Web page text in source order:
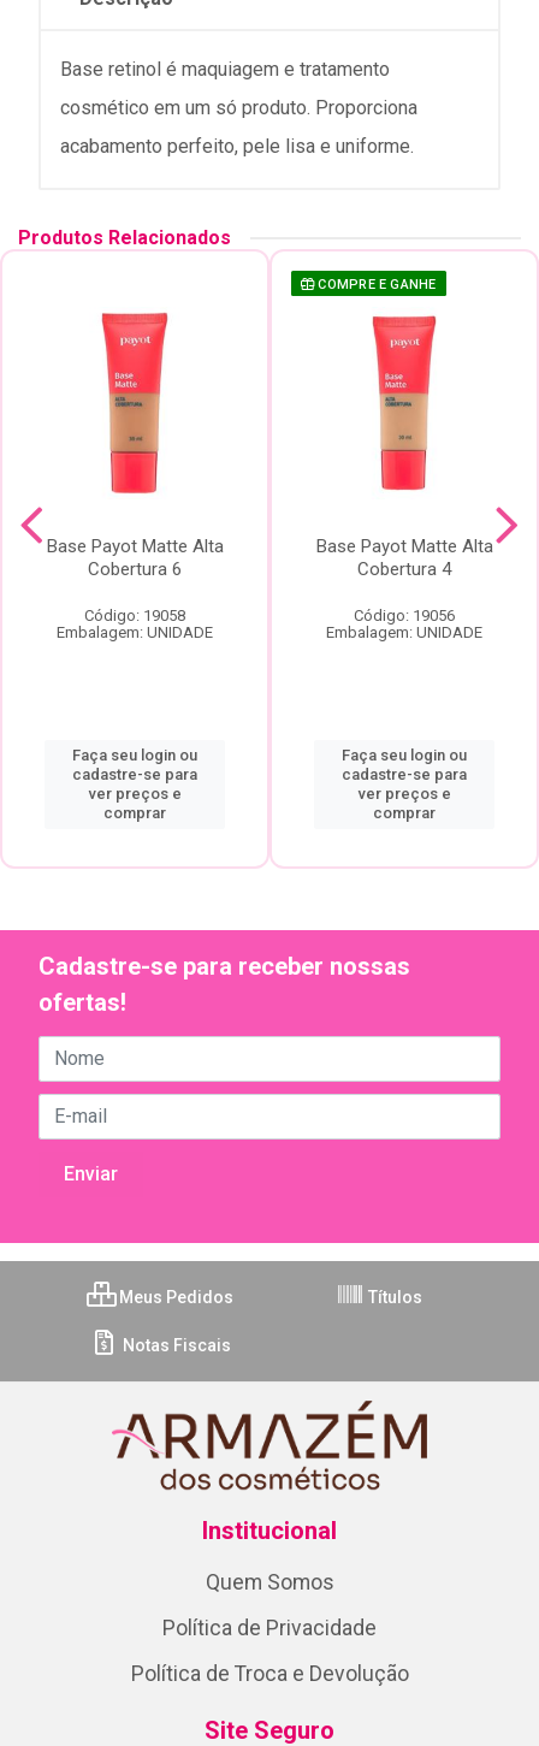
Base retinol é maquiagem e tratamento
cosmético em um só produto. Proporciona
acabamento perfeito, pele lisa e uniforme.
Produtos Relacionados
Base Payot Matte Alta
Cobertura 6
Código: 19058
Embalagem: UNIDADE
Faça seu login ou
cadastre-se para
ver preços e
comprar
COMPRE E GANHE
Base Payot Matte Alta
Cobertura 4
Código: 19056
Embalagem: UNIDADE
Faça seu login ou
cadastre-se para
ver preços e
comprar
Cadastre-se para receber nossas
ofertas!
Meus Pedidos Títulos
Notas Fiscais
Institucional
Quem Somos
Política de Privacidade
Política de Troca e Devolução
Site Seguro